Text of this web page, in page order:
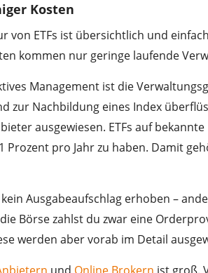
Kosten
von ETFs ist übersichtlich und
kommen nur geringe laufende
Management ist die
zur Nachbildung eines Index
ausgewiesen. ETFs auf bekannte
pro Jahr zu haben. Damit
Ausgabeaufschlag erhoben –
Börse zahlst du zwar eine
werden aber vorab im Detail